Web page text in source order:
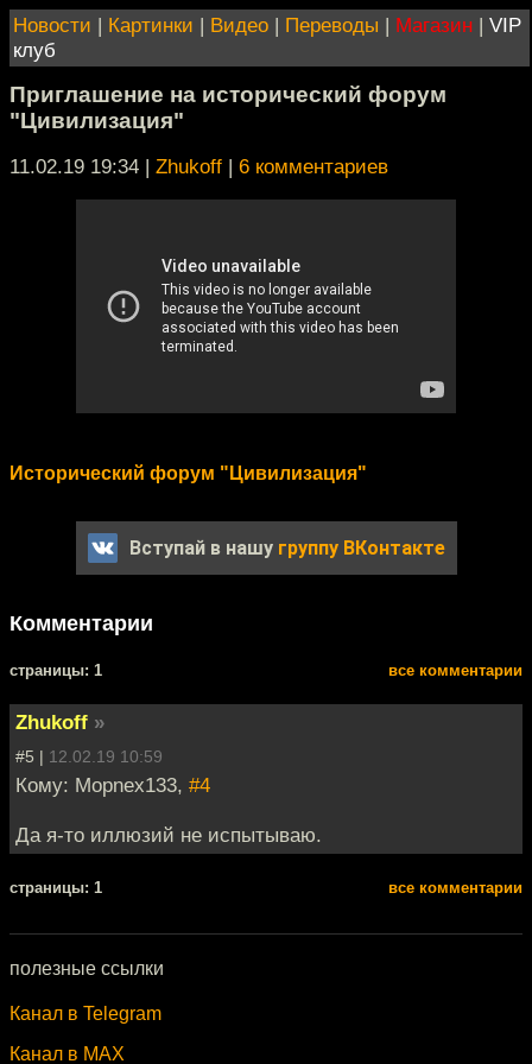
Новости | Картинки | Видео | Переводы | Магазин | VIP
клуб
Приглашение на исторический форум
"Цивилизация"
11.02.19 19:34 | Zhukoff | 6 комментариев
Исторический форум "Цивилизация"
Вступай в нашу группу ВКонтакте
Комментарии
cтраницы: 1 все комментарии
Zhukoff »
#5 | 12.02.19 10:59
Кому: Mopnex133, #4
Да я-то иллюзий не испытываю.
cтраницы: 1 все комментарии
полезные ссылки
Канал в Telegram
Канал в MAX